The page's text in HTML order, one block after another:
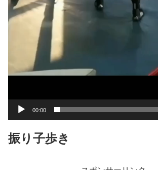
00:00
振り子歩き